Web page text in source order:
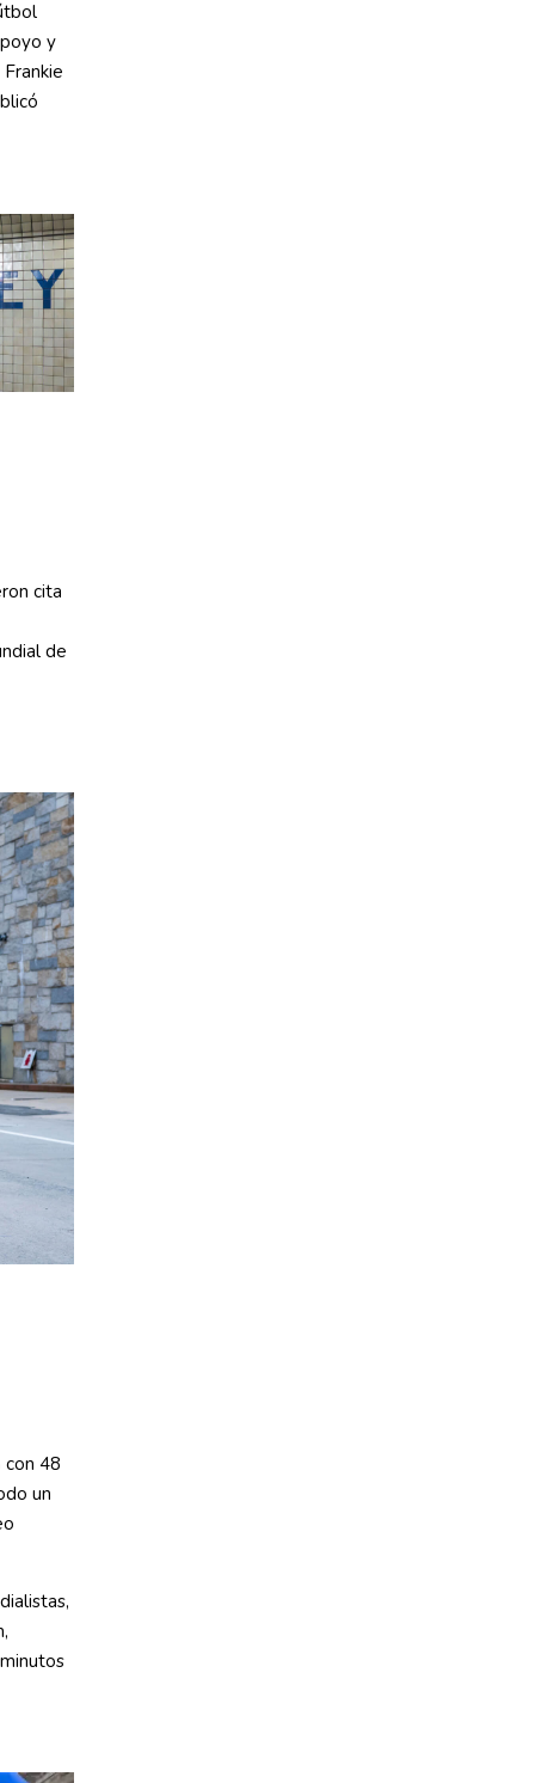
y
cita
de
48
un